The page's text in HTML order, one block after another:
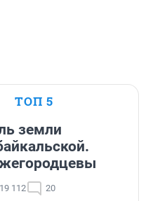
ТОП 5
земли
19 112 20